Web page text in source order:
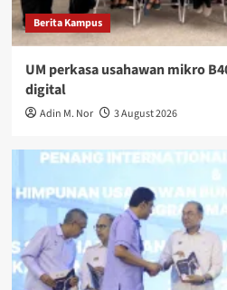
Berita Kampus
UM perkasa usahawan mikro
digital
Adin M. Nor 3 August 2026